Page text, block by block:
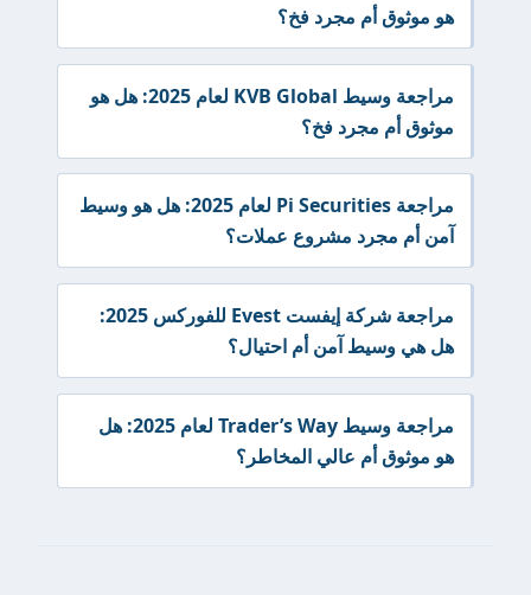
هو موثوق أم مجرد فخ؟
مراجعة وسيط KVB Global لعام 2025: هل هو
موثوق أم مجرد فخ؟
مراجعة Pi Securities لعام 2025: هل هو وسيط
آمن أم مجرد مشروع عملات؟
مراجعة شركة إيفست Evest للفوركس 2025:
هل هي وسيط آمن أم احتيال؟
مراجعة وسيط Trader’s Way لعام 2025: هل
هو موثوق أم عالي المخاطر؟